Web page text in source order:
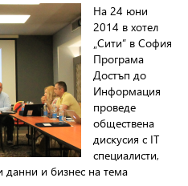
На 24 юни
2014 в хотел
„Сити” в София
Програма
Достъп до
Информация
проведе
обществена
дискусия с IT
специалисти,
данни и бизнес на тема